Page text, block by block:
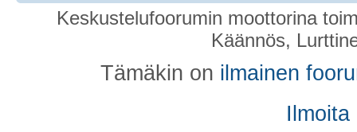
Keskustelufoorumin moottorina
Käännös,
Tämäkin on ilmainen